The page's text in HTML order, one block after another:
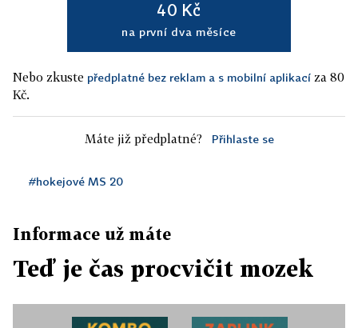
40 Kč
na první dva měsíce
Nebo zkuste předplatné bez reklam a s mobilní aplikací za 80
Kč.
Máte již předplatné? Přihlaste se
#hokejové MS 20
Informace už máte
Teď je čas procvičit mozek